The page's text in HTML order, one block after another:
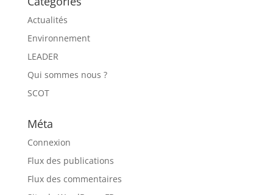
Actualités
Environnement
LEADER
Qui sommes nous ?
SCOT
Méta
Connexion
Flux des publications
Flux des commentaires